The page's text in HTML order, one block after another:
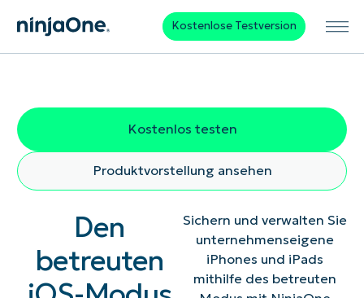
Kostenlose Testversion
Kostenlos testen
Produktvorstellung ansehen
Den
betreuten
Sichern und verwalten Sie
unternehmenseigene
iPhones und iPads
mithilfe des betreuten